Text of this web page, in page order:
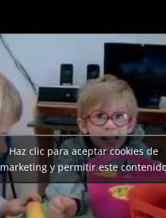
Haz clic para aceptar cookies de
marketing y permitir este